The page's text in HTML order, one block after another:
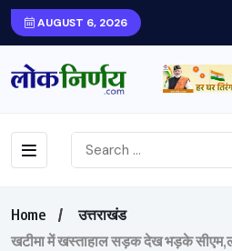
AUGUST 6, 2026
Home
उत्तराखंड
खटीमा में खस्ताहाल सड़क देख भड़के